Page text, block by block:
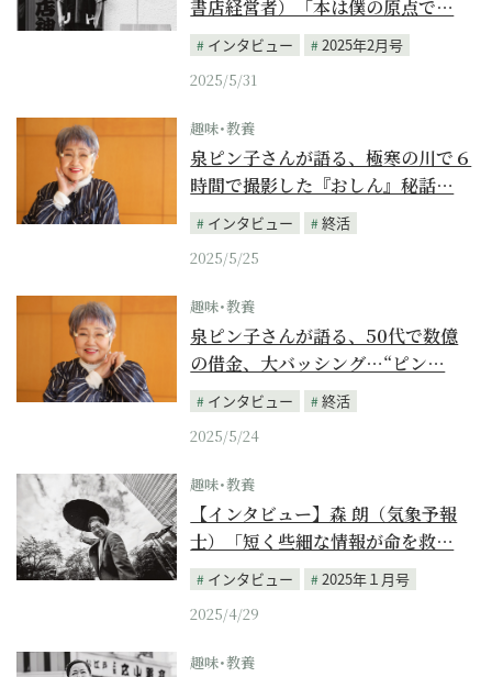
書店経営者）「本は僕の原点で…
インタビュー
2025年2月号
2025/5/31
趣味･教養
泉ピン子さんが語る、極寒の川で６
時間で撮影した『おしん』秘話…
インタビュー
終活
2025/5/25
趣味･教養
泉ピン子さんが語る、50代で数億
の借金、大バッシング…“ピン…
インタビュー
終活
2025/5/24
趣味･教養
【インタビュー】森 朗（気象予報
士）「短く些細な情報が命を救…
インタビュー
2025年１月号
2025/4/29
趣味･教養